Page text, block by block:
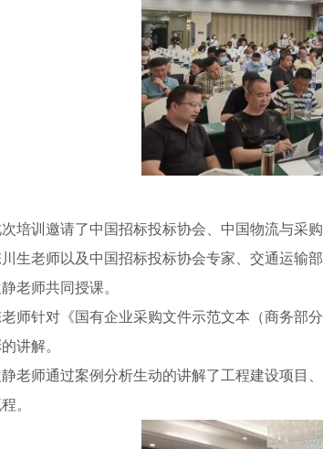
培训邀请了中国招标投标协会、中国物流与采
生老师以及中国招标投标协会专家、交通运输
老师共同授课。
师针对《国有企业采购文件示范文本（商务部
讲解。
老师通过案例分析生动的讲解了工程建设项目
。